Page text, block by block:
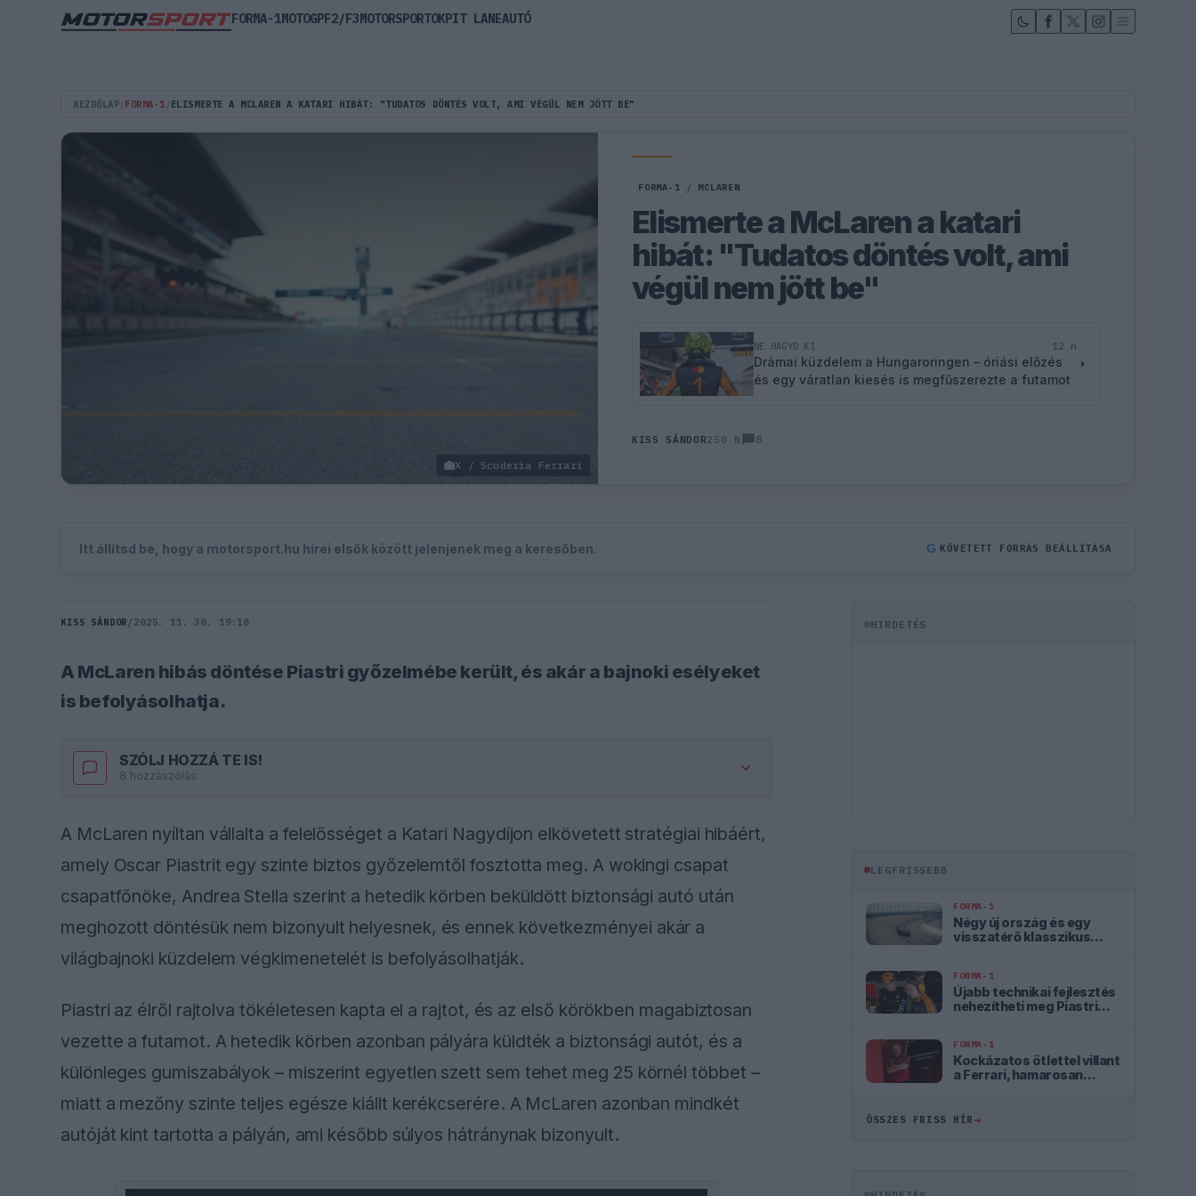
KEZDŐLAP FORMA-1 ELISMERTE A MCLAREN A KATARI HIBÁT: "TUDATOS DÖNTÉS VOLT, AMI VÉGÜL NEM JÖTT BE"
X / Scuderia Ferrari
FORMA-1 / MCLAREN
Elismerte a McLaren a katari
hibát: "Tudatos döntés volt, ami
végül nem jött be"
NE HAGYD KI 12 n
Drámai küzdelem a Hungaroringen – óriási előzés
és egy váratlan kiesés is megfűszerezte a futamot
KISS SÁNDOR250 N 8
Itt állítsd be, hogy a motorsport.hu hírei elsők között jelenjenek meg a keresőben. G KÖVETETT FORRÁS BEÁLLÍTÁSA
KISS SÁNDOR / 2025. 11. 30. 19:18
A McLaren hibás döntése Piastri győzelmébe került, és akár a bajnoki esélyeket
is befolyásolhatja.
SZÓLJ HOZZÁ TE IS!
8 hozzászólás.
A McLaren nyíltan vállalta a felelősséget a Katari Nagydíjon elkövetett stratégiai hibáért,
amely Oscar Piastrit egy szinte biztos győzelemtől fosztotta meg. A wokingi csapat
csapatfőnöke, Andrea Stella szerint a hetedik körben beküldött biztonsági autó után
meghozott döntésük nem bizonyult helyesnek, és ennek következményei akár a
világbajnoki küzdelem végkimenetelét is befolyásolhatják.
Piastri az élről rajtolva tökéletesen kapta el a rajtot, és az első körökben magabiztosan
vezette a futamot. A hetedik körben azonban pályára küldték a biztonsági autót, és a
különleges gumiszabályok – miszerint egyetlen szett sem tehet meg 25 körnél többet –
miatt a mezőny szinte teljes egésze kiállt kerékcserére. A McLaren azonban mindkét
autóját kint tartotta a pályán, ami később súlyos hátránynak bizonyult.
HIRDETÉS
LEGFRISSEBB
FORMA-1
Négy új ország és egy
visszatérő klasszikus
FORMA-1
Újabb technikai fejlesztés
nehezítheti meg Piastri
FORMA-1
Kockázatos ötlettel villant
a Ferrari, hamarosan
ÖSSZES FRISS HÍR→
FORMA-1MOTOGPF2/F3MOTORSPORTOKPIT LANEAUTÓ